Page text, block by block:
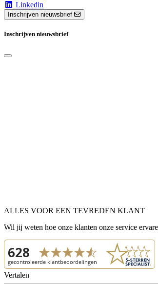
Linkedin
Inschrijven nieuwsbrief
Inschrijven nieuwsbrief
ALLES VOOR EEN TEVREDEN KLANT
Wil jij weten hoe onze klanten onze service
Vertalen